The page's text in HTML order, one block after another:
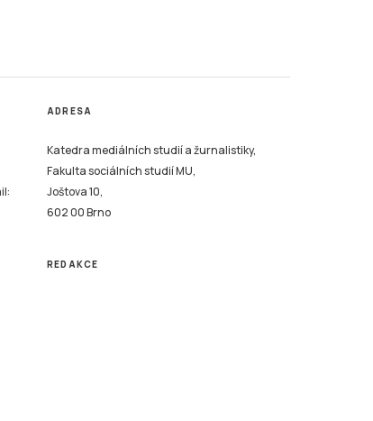
ADRESA
Katedra mediálních studií a žurnalistiky,
Fakulta sociálních studií MU,
Joštova 10,
602 00 Brno
REDAKCE